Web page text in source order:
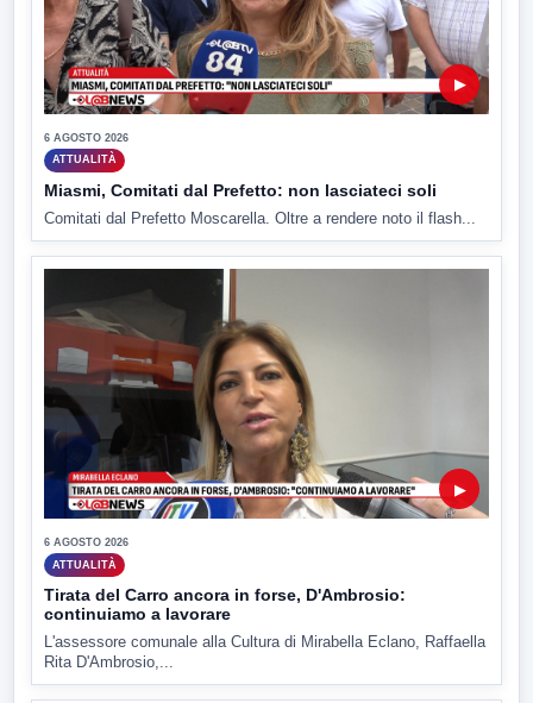
▶
6 AGOSTO 2026
ATTUALITÀ
Miasmi, Comitati dal Prefetto: non lasciateci soli
Comitati dal Prefetto Moscarella. Oltre a rendere noto il flash...
▶
6 AGOSTO 2026
ATTUALITÀ
Tirata del Carro ancora in forse, D'Ambrosio:
continuiamo a lavorare
L'assessore comunale alla Cultura di Mirabella Eclano, Raffaella
Rita D'Ambrosio,...